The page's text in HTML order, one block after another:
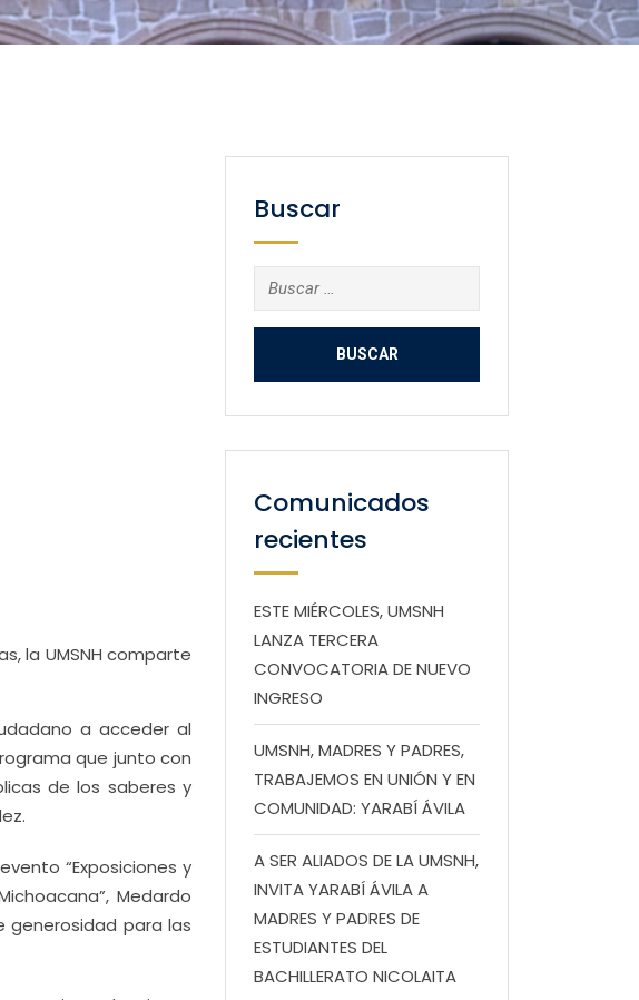
la UMSNH comparte
a acceder al
que junto con
de los saberes y
“Exposiciones y
Medardo
generosidad para las
Buscar
Buscar:
Comunicados
recientes
ESTE MIÉRCOLES, UMSNH
LANZA TERCERA
CONVOCATORIA DE NUEVO
INGRESO
UMSNH, MADRES Y PADRES,
TRABAJEMOS EN UNIÓN Y EN
COMUNIDAD: YARABÍ ÁVILA
A SER ALIADOS DE LA UMSNH,
INVITA YARABÍ ÁVILA A
MADRES Y PADRES DE
ESTUDIANTES DEL
BACHILLERATO NICOLAITA